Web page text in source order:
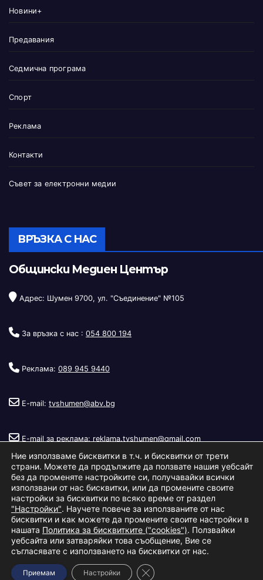
Новини+
Предавания
Седмична програма
Спорт
Реклама
Контакти
Съвет за електронни медии
ВРЪЗКА С НАС
Общински Медиен Център
Адрес: Шумен 9700, ул. "Съединение" №105
За връзка с нас : 054 800 194
Реклама: 089 945 9440
E-mail: tvshumen@abv.bg
E-mail за реклама: reklama.tvshumen@gmail.com
Copyright © 2026Телевизия Шумен.|Изработка: S.I.T Solutions
Ltd.
За насРекламаУсловия за ползване
Политика за бисквитки
Ние използваме бисквитки в т.ч. и бисквитки от трети
страни. Можете да продължите да ползвате нашия уебсайт
без да променяте настройките си, получавайки всички
използвани от нас бисквитки, или да промените своите
настройки за бисквитки по всяко време от раздел
"Настройки". Научете повече за използваните от нас
бисквитки и как можете да промените своите настройки в
нашата Политика за бисквитките ("cookies"). Ползвайки
уебсайта или затваряйки това съобщение, Вие се
съгласявате с използването на бисквитки от нас.
Приемам Настройки Close GDPR Cookie Banner